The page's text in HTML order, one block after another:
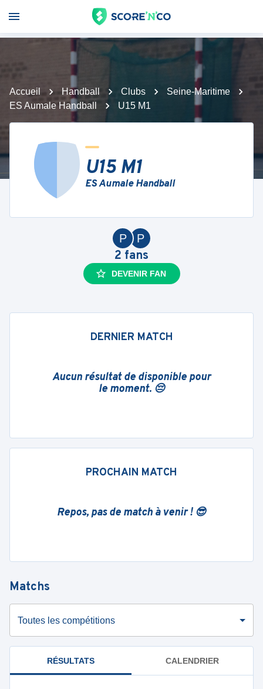
Accueil Handball Clubs
Seine-Maritime
ES Aumale Handball
U15 M1
U15 M1
ES Aumale Handball
P
P
2 fans
DEVENIR FAN
DERNIER MATCH
Aucun résultat de disponible pour
le moment. 😔
PROCHAIN MATCH
Repos, pas de match à venir ! 😎
Matchs
Toutes les compétitions
RÉSULTATS CALENDRIER